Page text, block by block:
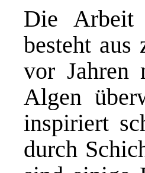
Die Arbeit
besteht
vor Jahren
Algen
inspiriert
durch